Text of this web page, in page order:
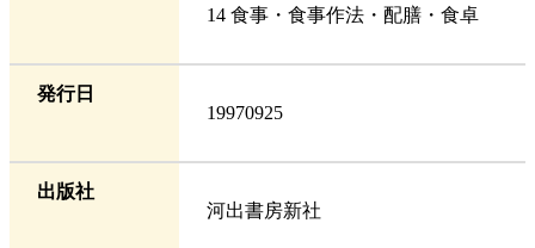
14 食事・食事作法・配膳・食卓
発行日
19970925
出版社
河出書房新社